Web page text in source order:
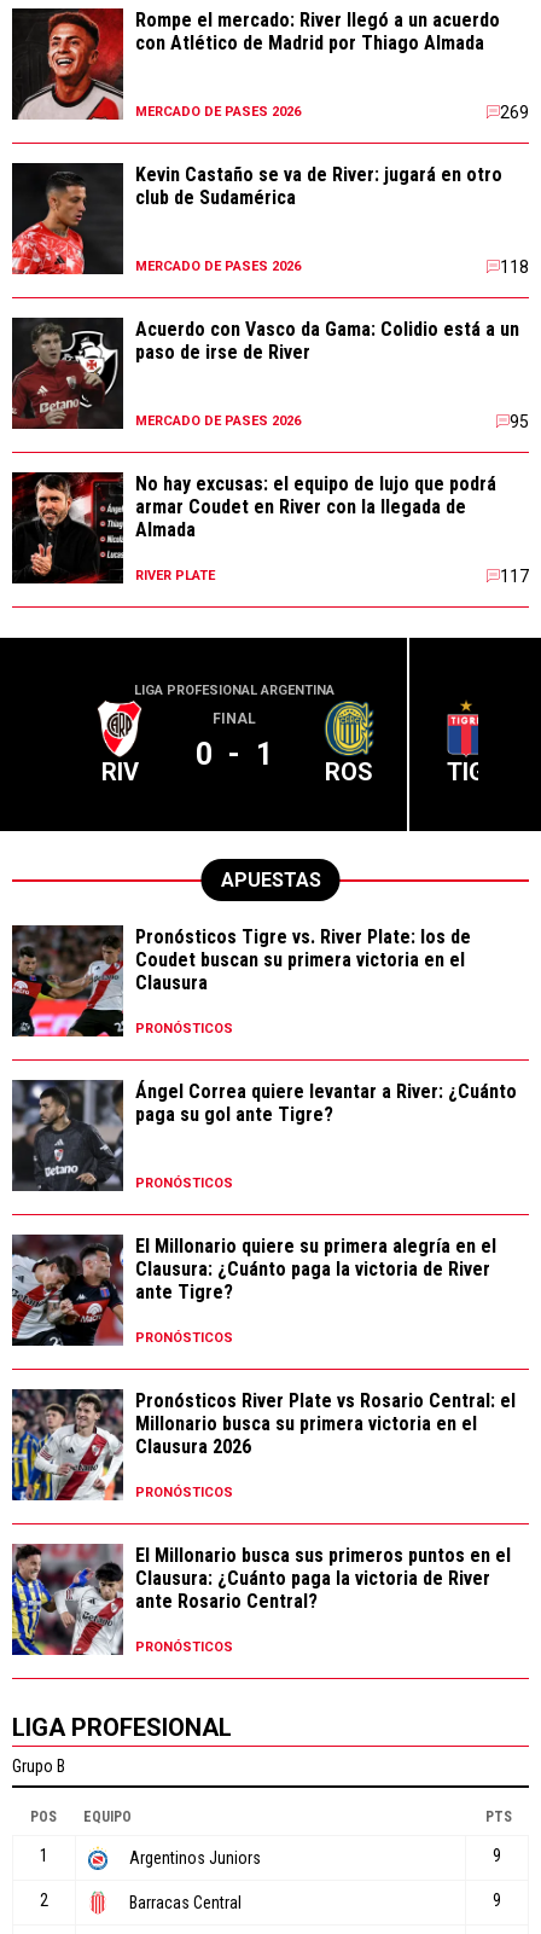
Rompe el mercado: River llegó a un acuerdo
con Atlético de Madrid por Thiago Almada
MERCADO DE PASES 2026 269
Kevin Castaño se va de River: jugará en otro
club de Sudamérica
MERCADO DE PASES 2026 118
Acuerdo con Vasco da Gama: Colidio está a un
paso de irse de River
MERCADO DE PASES 2026 95
No hay excusas: el equipo de lujo que podrá
armar Coudet en River con la llegada de
Almada
RIVER PLATE 117
LIGA PROFESIONAL ARGENTINA
RIV
FINAL
0 - 1 ROS TIG
APUESTAS
Pronósticos Tigre vs. River Plate: los de
Coudet buscan su primera victoria en el
Clausura
PRONÓSTICOS
Ángel Correa quiere levantar a River: ¿Cuánto
paga su gol ante Tigre?
PRONÓSTICOS
El Millonario quiere su primera alegría en el
Clausura: ¿Cuánto paga la victoria de River
ante Tigre?
PRONÓSTICOS
Pronósticos River Plate vs Rosario Central: el
Millonario busca su primera victoria en el
Clausura 2026
PRONÓSTICOS
El Millonario busca sus primeros puntos en el
Clausura: ¿Cuánto paga la victoria de River
ante Rosario Central?
PRONÓSTICOS
LIGA PROFESIONAL